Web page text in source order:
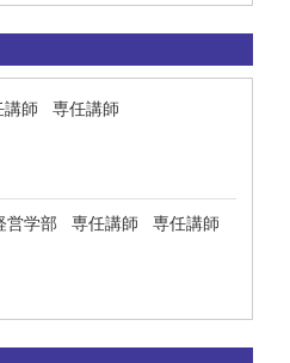
師 専任講師
営学部 専任講師 専任講師